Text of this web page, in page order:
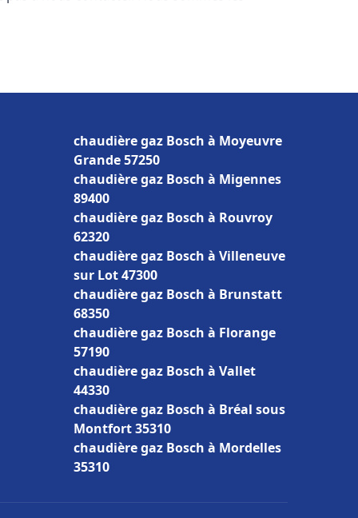
chaudière gaz Bosch à Moyeuvre
Grande 57250
chaudière gaz Bosch à Migennes
89400
chaudière gaz Bosch à Rouvroy
62320
chaudière gaz Bosch à Villeneuve
sur Lot 47300
chaudière gaz Bosch à Brunstatt
68350
chaudière gaz Bosch à Florange
57190
chaudière gaz Bosch à Vallet
44330
chaudière gaz Bosch à Bréal sous
Montfort 35310
chaudière gaz Bosch à Mordelles
35310